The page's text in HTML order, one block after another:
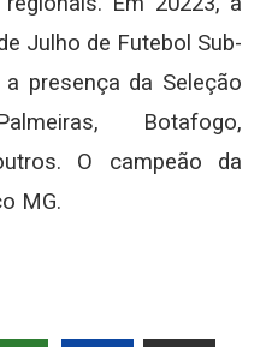
Julho de Futebol Sub-
presença da Seleção
Botafogo,
O campeão da
MG.